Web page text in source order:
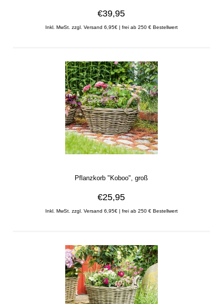
€39,95
Inkl. MwSt. zzgl. Versand 6,95€ | frei ab 250 € Bestellwert
Pflanzkorb "Koboo", groß
€25,95
Inkl. MwSt. zzgl. Versand 6,95€ | frei ab 250 € Bestellwert